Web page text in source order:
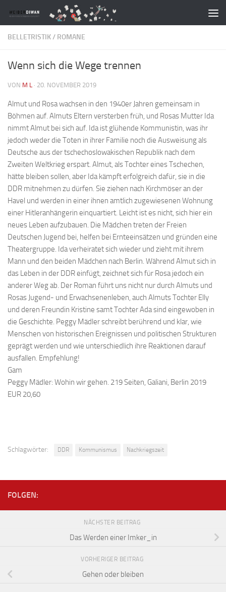
Zum Inhalt springen
BELLETRISTIK/ ROMANE
Wenn sich die Wege trennen
VON M L · 20. NOVEMBER 2019
Almut und Rosa wachsen in den 1940er Jahren gemeinsam in
Böhmen auf. Almuts Eltern versterben früh, und Rosas Mutter Ida
nimmt Almut bei sich auf. Ida ist glühende Kommunistin, was ihr
jedoch weder die Toten in ihrer Familie noch die Ausweisung als
Deutsche aus der tschechoslowakischen Republik nach dem
Zweiten Weltkrieg erspart. Almut, als Tochter eines Tschechen,
hätte bleiben sollen, aber Ida kämpft erfolgreich dafür, sie in die
DDR mitnehmen zu dürfen. Sie ziehen nach Kirchmöser an der
Havel und werden in einer ihnen amtlich zugewiesenen Wohnung
einer Hitleranhängerin einquartiert. Leicht ist es nicht, sich hier ein
neues Leben aufzubauen. Die Mädchen treten der Freien
Deutschen Jugend bei, helfen bei Ernteeinsätzen und gründen eine
Theatergruppe. Ida verheiratet sich wieder und zieht mit ihrem
Mann und den beiden Mädchen nach Berlin. Während Almut sich in
das Leben in der DDR einfügt, zeichnet sich für Rosa jedoch ein
anderer Weg ab. Der Roman führt uns nicht nur durch Almuts und
Rosas Jugend- und Erwachsenenleben, auch Almuts Tochter Elly
und deren Freundin Kristine samt Tochter Ada sind eingewoben in
die Geschichte. Peggy Mädler schreibt berührend und klar, wie
Menschen von historischen Ereignissen und politischen Strukturen
geprägt werden und wie unterschiedlich ihre Reaktionen darauf
ausfallen. Empfehlung!
Gam
Peggy Mädler: Wohin wir gehen. 219 Seiten, Galiani, Berlin 2019
EUR 20,60
Schlagwörter: DDR Kommunismus Nachkriegszeit
FOLGEN:
NÄCHSTER BEITRAG
Das Werden einer Imker_in
VORHERIGER BEITRAG
Gehen oder bleiben